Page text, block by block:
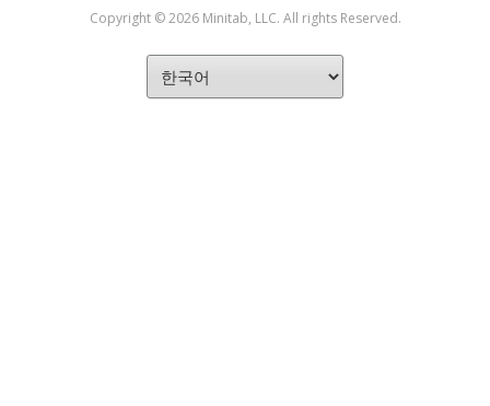
Copyright © 2026 Minitab, LLC. All rights Reserved.